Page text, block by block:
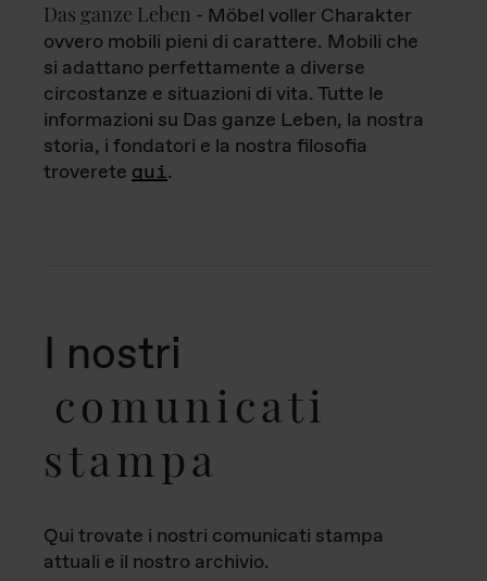
Das ganze Leben - Möbel voller Charakter
ovvero mobili pieni di carattere. Mobili che
si adattano perfettamente a diverse
circostanze e situazioni di vita. Tutte le
informazioni su Das ganze Leben, la nostra
storia, i fondatori e la nostra filosofia
troverete qui.
I nostri
comunicati
stampa
Qui trovate i nostri comunicati stampa
attuali e il nostro archivio.